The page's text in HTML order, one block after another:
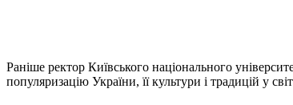
Раніше ректор Київського національного
популяризацію України, її культури і традицій у